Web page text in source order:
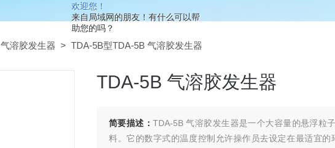
欢迎您！
来自局域网的朋友！有什么可以帮
助您的吗？
气溶胶发生器 > TDA-5B型TDA-5B 气溶胶发生器
TDA-5B 气溶胶发生器
简要描述： TDA-5B 气溶胶发生器是一个大容量的悬浮粒
料。它的数字式的温度控制允许操作员去设定在最适宜